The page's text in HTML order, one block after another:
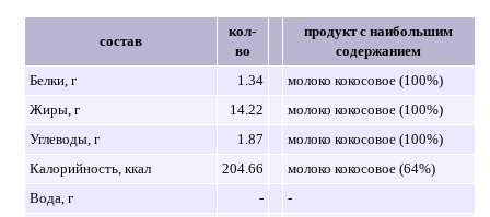
состав
кол-
во
продукт с наибольшим
содержанием
Белки, г
1.34
молоко кокосовое (100%)
Жиры, г
14.22
молоко кокосовое (100%)
Углеводы, г
1.87
молоко кокосовое (100%)
Калорийность, ккал
204.66
молоко кокосовое (64%)
Вода, г
-
-